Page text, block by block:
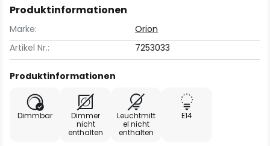
Produktinformationen
Marke:
Orion
Artikel Nr.:
7253033
Produktinformationen
Dimmbar
Dimmer
nicht
enthalten
Leuchtmitt
el nicht
enthalten
E14